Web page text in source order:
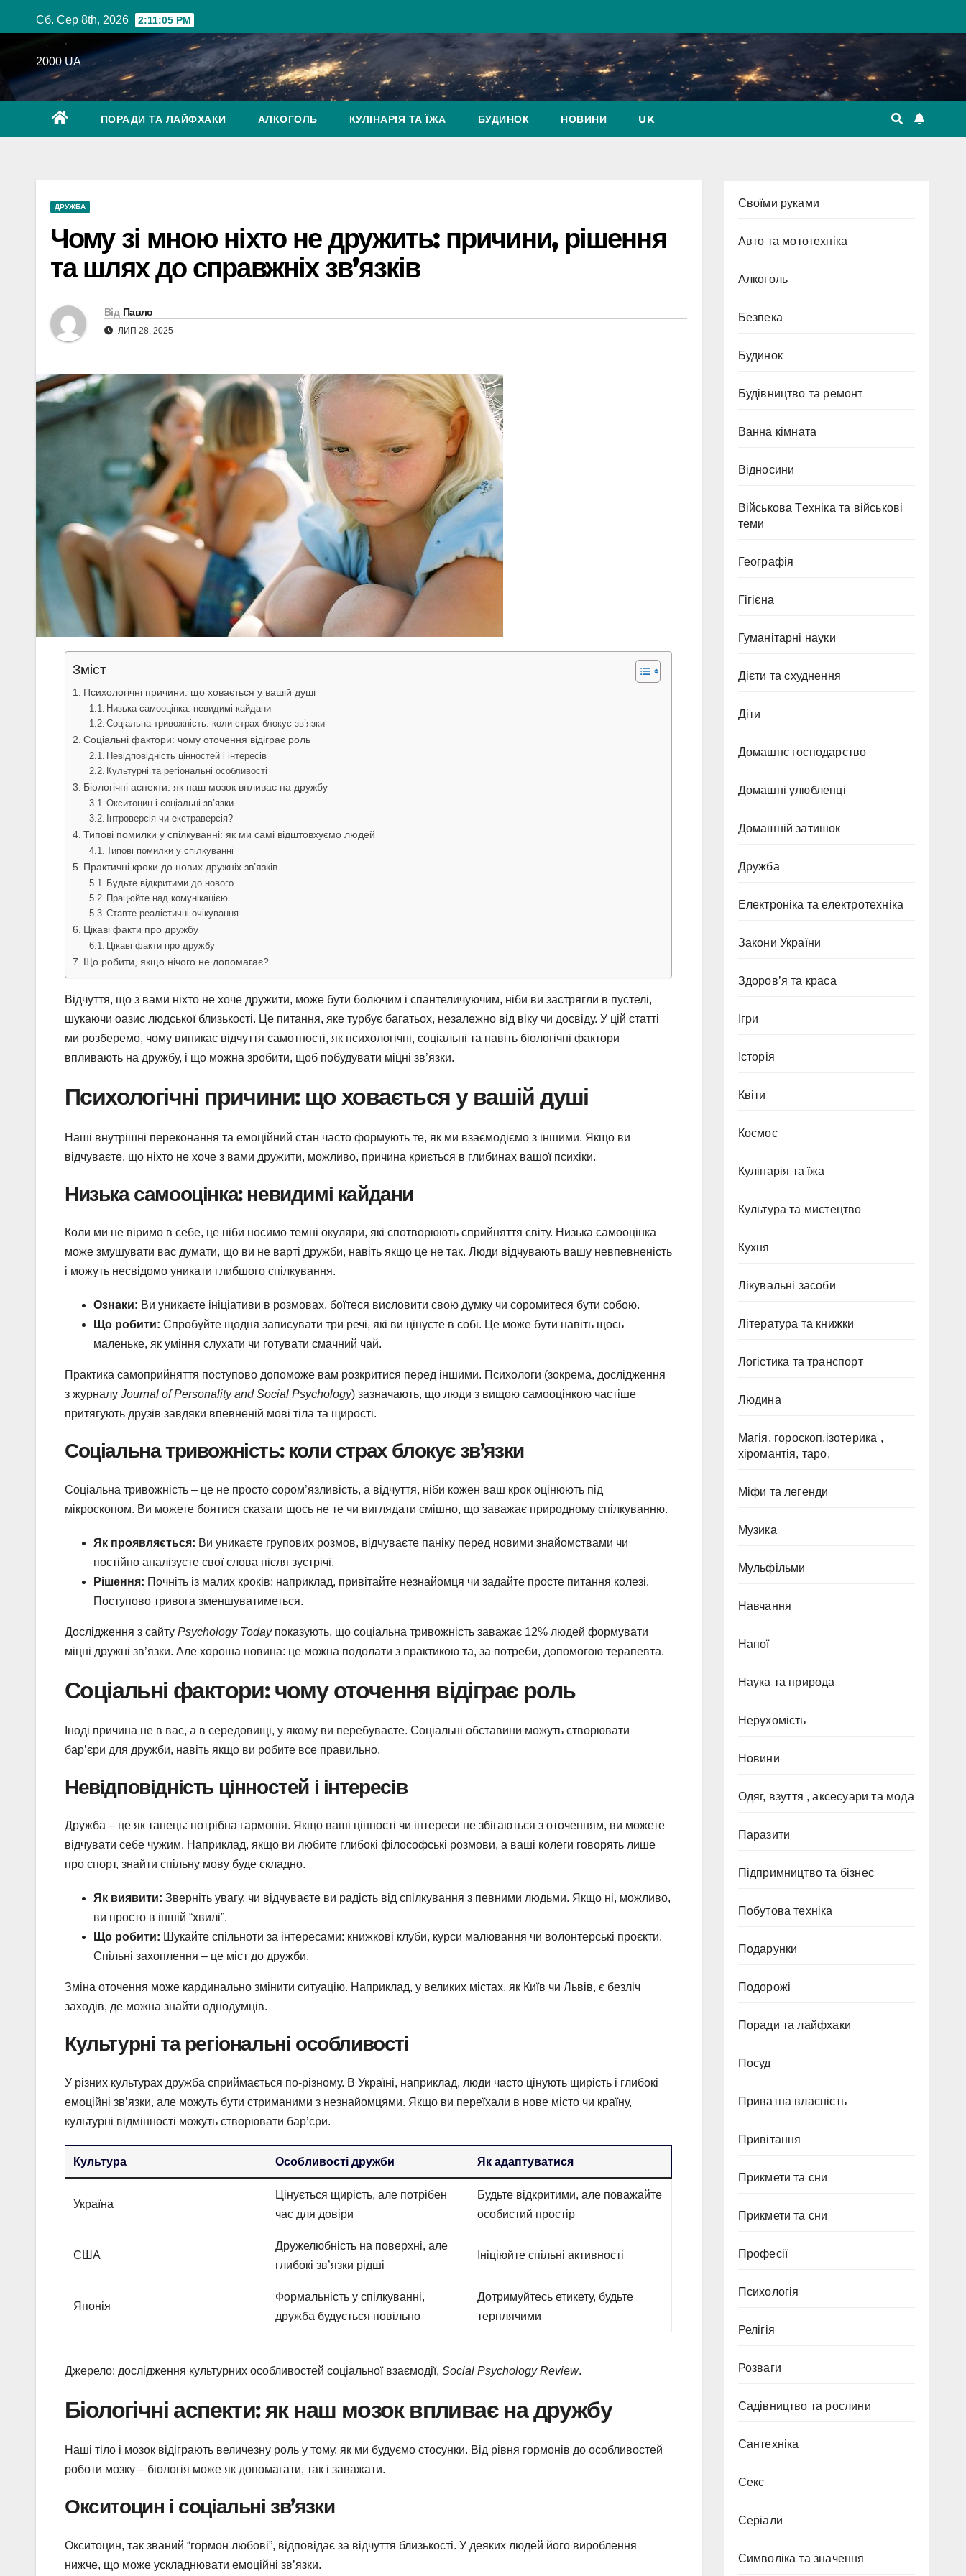
до
Сб. Сер 8th, 2026 2:11:06 PM
2000 UA
ПОРАДИ ТА ЛАЙФХАКИ АЛКОГОЛЬ КУЛІНАРІЯ ТА ЇЖА БУДИНОК НОВИНИ UK
ДРУЖБА
Чому зі мною ніхто не дружить: причини, рішення
та шлях до справжніх зв’язків
Від Павло
ЛИП 28, 2025
Зміст
Психологічні причини: що ховається у вашій душі
Низька самооцінка: невидимі кайдани
Соціальна тривожність: коли страх блокує зв’язки
Соціальні фактори: чому оточення відіграє роль
Невідповідність цінностей і інтересів
Культурні та регіональні особливості
Біологічні аспекти: як наш мозок впливає на дружбу
Окситоцин і соціальні зв’язки
Інтроверсія чи екстраверсія?
Типові помилки у спілкуванні: як ми самі відштовхуємо людей
Типові помилки у спілкуванні
Практичні кроки до нових дружніх зв’язків
Будьте відкритими до нового
Працюйте над комунікацією
Ставте реалістичні очікування
Цікаві факти про дружбу
Цікаві факти про дружбу
Що робити, якщо нічого не допомагає?
Відчуття, що з вами ніхто не хоче дружити, може бути болючим і спантеличуючим, ніби ви застрягли в пустелі,
шукаючи оазис людської близькості. Це питання, яке турбує багатьох, незалежно від віку чи досвіду. У цій статті
ми розберемо, чому виникає відчуття самотності, як психологічні, соціальні та навіть біологічні фактори
впливають на дружбу, і що можна зробити, щоб побудувати міцні зв’язки.
Психологічні причини: що ховається у вашій душі
Наші внутрішні переконання та емоційний стан часто формують те, як ми взаємодіємо з іншими. Якщо ви
відчуваєте, що ніхто не хоче з вами дружити, можливо, причина криється в глибинах вашої психіки.
Низька самооцінка: невидимі кайдани
Коли ми не віримо в себе, це ніби носимо темні окуляри, які спотворюють сприйняття світу. Низька самооцінка
може змушувати вас думати, що ви не варті дружби, навіть якщо це не так. Люди відчувають вашу невпевненість
і можуть несвідомо уникати глибшого спілкування.
Ознаки: Ви уникаєте ініціативи в розмовах, боїтеся висловити свою думку чи соромитеся бути собою.
Що робити: Спробуйте щодня записувати три речі, які ви цінуєте в собі. Це може бути навіть щось
маленьке, як уміння слухати чи готувати смачний чай.
Практика самоприйняття поступово допоможе вам розкритися перед іншими. Психологи (зокрема, дослідження
з журналу Journal of Personality and Social Psychology) зазначають, що люди з вищою самооцінкою частіше
притягують друзів завдяки впевненій мові тіла та щирості.
Соціальна тривожність: коли страх блокує зв’язки
Соціальна тривожність – це не просто сором’язливість, а відчуття, ніби кожен ваш крок оцінюють під
мікроскопом. Ви можете боятися сказати щось не те чи виглядати смішно, що заважає природному спілкуванню.
Як проявляється: Ви уникаєте групових розмов, відчуваєте паніку перед новими знайомствами чи
постійно аналізуєте свої слова після зустрічі.
Рішення: Почніть із малих кроків: наприклад, привітайте незнайомця чи задайте просте питання колезі.
Поступово тривога зменшуватиметься.
Дослідження з сайту Psychology Todayпоказують, що соціальна тривожність заважає 12% людей формувати
міцні дружні зв’язки. Але хороша новина: це можна подолати з практикою та, за потреби, допомогою терапевта.
Соціальні фактори: чому оточення відіграє роль
Іноді причина не в вас, а в середовищі, у якому ви перебуваєте. Соціальні обставини можуть створювати
бар’єри для дружби, навіть якщо ви робите все правильно.
Невідповідність цінностей і інтересів
Дружба – це як танець: потрібна гармонія. Якщо ваші цінності чи інтереси не збігаються з оточенням, ви можете
відчувати себе чужим. Наприклад, якщо ви любите глибокі філософські розмови, а ваші колеги говорять лише
про спорт, знайти спільну мову буде складно.
Як виявити: Зверніть увагу, чи відчуваєте ви радість від спілкування з певними людьми. Якщо ні, можливо,
ви просто в іншій “хвилі”.
Що робити: Шукайте спільноти за інтересами: книжкові клуби, курси малювання чи волонтерські проєкти.
Спільні захоплення – це міст до дружби.
Зміна оточення може кардинально змінити ситуацію. Наприклад, у великих містах, як Київ чи Львів, є безліч
заходів, де можна знайти однодумців.
Культурні та регіональні особливості
У різних культурах дружба сприймається по-різному. В Україні, наприклад, люди часто цінують щирість і глибокі
емоційні зв’язки, але можуть бути стриманими з незнайомцями. Якщо ви переїхали в нове місто чи країну,
культурні відмінності можуть створювати бар’єри.
Культура Особливості дружби Як адаптуватися
Україна
Цінується щирість, але потрібен
час для довіри
Будьте відкритими, але поважайте
особистий простір
США
Дружелюбність на поверхні, але
глибокі зв’язки рідші
Ініціюйте спільні активності
Японія
Формальність у спілкуванні,
дружба будується повільно
Дотримуйтесь етикету, будьте
терплячими
Джерело: дослідження культурних особливостей соціальної взаємодії, Social Psychology Review.
Біологічні аспекти: як наш мозок впливає на дружбу
Наші тіло і мозок відіграють величезну роль у тому, як ми будуємо стосунки. Від рівня гормонів до особливостей
роботи мозку – біологія може як допомагати, так і заважати.
Окситоцин і соціальні зв’язки
Окситоцин, так званий “гормон любові”, відповідає за відчуття близькості. У деяких людей його вироблення
нижче, що може ускладнювати емоційні зв’язки.
Cвоїми руками
Авто та мототехніка
Алкоголь
Безпека
Будинок
Будівництво та ремонт
Ванна кімната
Відносини
Військова Техніка та військові
теми
Географія
Гігієна
Гуманітарні науки
Дієти та схуднення
Діти
Домашнє господарство
Домашні улюбленці
Домашній затишок
Дружба
Електроніка та електротехніка
Закони України
Здоров’я та краса
Ігри
Історія
Квіти
Космос
Кулінарія та їжа
Культура та мистецтво
Кухня
Лікувальні засоби
Література та книжки
Логістика та транспорт
Людина
Магія, гороскоп,ізотерика ,
хіромантія, таро.
Міфи та легенди
Музика
Мульфільми
Навчання
Напої
Наука та природа
Нерухомість
Новини
Одяг, взуття , аксесуари та мода
Паразити
Підпримництво та бізнес
Побутова техніка
Подарунки
Подорожі
Поради та лайфхаки
Посуд
Приватна власність
Привітання
Прикмети та сни
Прикмети та сни
Професії
Психологія
Релігія
Розваги
Садівництво та рослини
Сантехніка
Секс
Серіали
Символіка та значення